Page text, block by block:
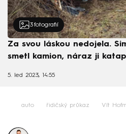
3 fotografií
Za svou láskou nedojela.
smetl kamion, náraz ji
5. led 2023, 14:55
auto řidičský průkaz Vít